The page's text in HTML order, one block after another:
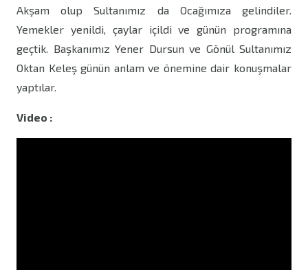
Akşam olup Sultanımız da Ocağımıza gelindiler.
Yemekler yenildi, çaylar içildi ve günün programına
geçtik. Başkanımız Yener Dursun ve Gönül Sultanımız
Oktan Keleş günün anlam ve önemine dair konuşmalar
yaptılar.
Video :